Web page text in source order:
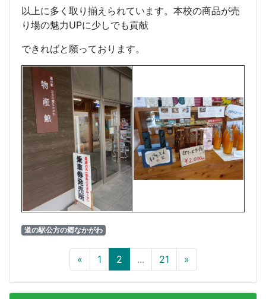
以上に多く取り揃えられています。本校の商品が売
り場の魅力UPに少しでも貢献
できればと願っております。
道の駅公方の郷なかがわ
« 1 2 ... 21 »